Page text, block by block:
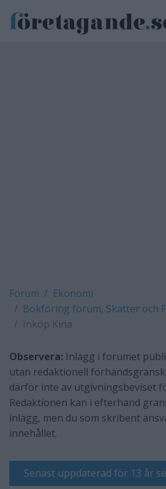
Forum
Ekonomi
Bokföring forum, Skatter och
Inköp Kina
Observera: Inlägg i forumet
utan redaktionell
därför inte av utgivningsbeviset
Redaktionen kan i efterhand
inlägg, men du som skribent
innehållet.
Senast uppdaterad för 13 år